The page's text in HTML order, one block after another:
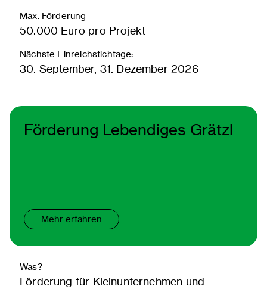
Max. Förderung
50.000 Euro pro Projekt
Nächste Einreichstichtage:
30. September, 31. Dezember 2026
Förderung Lebendiges Grätzl
Mehr erfahren
Was?
Förderung für Kleinunternehmen und